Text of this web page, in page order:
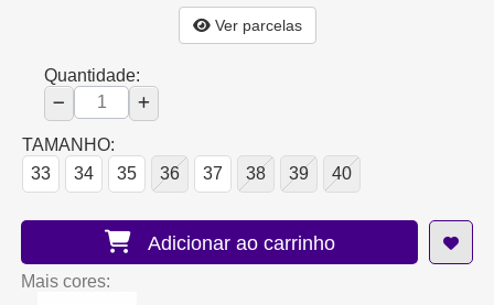
Ver parcelas
Quantidade:
TAMANHO:
33
34 35 36 37 38 39 40
Adicionar ao carrinho
Mais cores: